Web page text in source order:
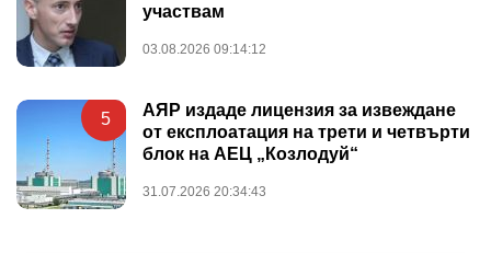
участвам
03.08.2026 09:14:12
5
АЯР издаде лицензия за извеждане
от експлоатация на трети и четвърти
блок на АЕЦ „Козлодуй“
31.07.2026 20:34:43